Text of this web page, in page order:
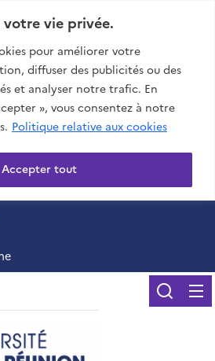
vie privée.
pour améliorer votre
diffuser des publicités ou des
et analyser notre trafic. En
», vous consentez à notre
Politique relative aux cookies
Accepter tout